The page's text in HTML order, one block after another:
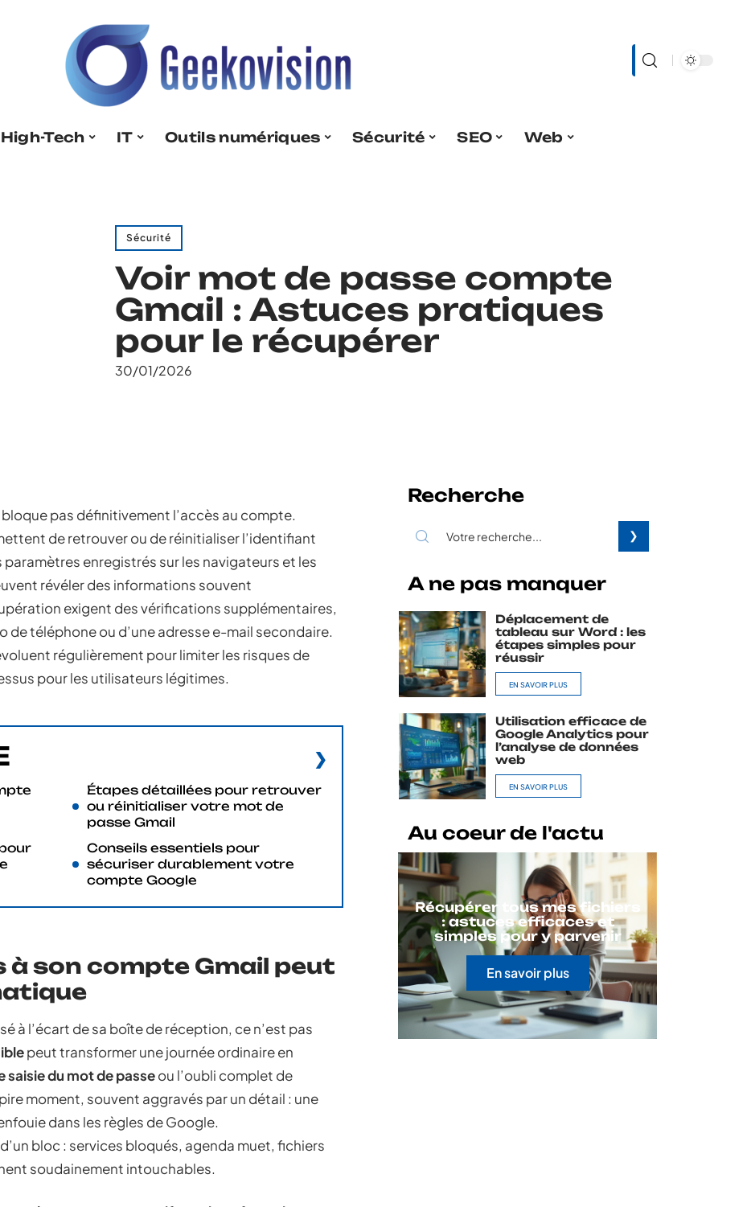
High-Tech IT Outils numériques Sécurité SEO Web
Sécurité
Voir mot de passe compte
Gmail : Astuces pratiques
pour le récupérer
30/01/2026
bloque pas définitivement l’accès au compte.
de retrouver ou de réinitialiser l’identifiant
enregistrés sur les navigateurs et les
révéler des informations souvent
exigent des vérifications supplémentaires,
de téléphone ou d’une adresse e-mail secondaire.
régulièrement pour limiter les risques de
pour les utilisateurs légitimes.
Étapes détaillées pour retrouver
ou réinitialiser votre mot de
passe Gmail
Conseils essentiels pour
sécuriser durablement votre
compte Google
à son compte Gmail peut
à l’écart de sa boîte de réception, ce n’est pas
peut transformer une journée ordinaire en
saisie du mot de passeou l’oubli complet de
moment, souvent aggravés par un détail : une
dans les règles de Google.
bloc : services bloqués, agenda muet, fichiers
soudainement intouchables.
Recherche
A ne pas manquer
Déplacement de
tableau sur Word : les
étapes simples pour
réussir
EN SAVOIR PLUS
Utilisation efficace de
Google Analytics pour
l’analyse de données
web
EN SAVOIR PLUS
Au coeur de l'actu
Récupérer tous mes fichiers
: astuces efficaces et
simples pour y parvenir
En savoir plus